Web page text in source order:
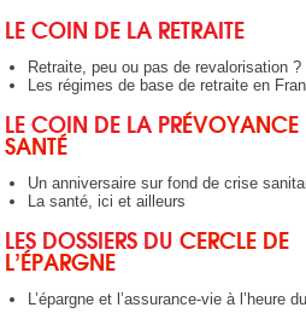
LE COIN DE LA RETRAITE
Retraite, peu ou pas de revalorisation ?
Les régimes de base de retraite en
LE COIN DE LA PRÉVOYANCE
SANTÉ
Un anniversaire sur fond de crise
La santé, ici et ailleurs
LES DOSSIERS DUCERCLE DE
L’ÉPARGNE
L’épargne et l’assurance-vie à l’heure